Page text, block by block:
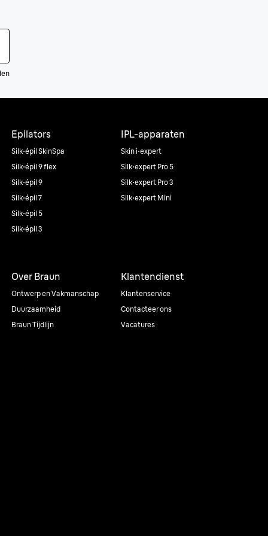
Epilators
Silk·épil SkinSpa
Silk·épil 9 flex
Silk·épil 9
Silk·épil 7
Silk·épil 5
Silk·épil 3
IPL-apparaten
Skin i·expert
Silk·expert Pro 5
Silk·expert Pro 3
Silk·expert Mini
Over Braun
Ontwerp en Vakmanschap
Duurzaamheid
Braun Tijdlijn
Klantendienst
Klantenservice
Contacteer ons
Vacatures